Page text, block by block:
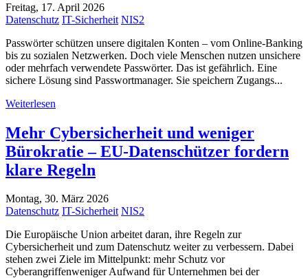
Freitag, 17. April 2026
Datenschutz IT-Sicherheit NIS2
Passwörter schützen unsere digitalen Konten – vom Online-Banking
bis zu sozialen Netzwerken. Doch viele Menschen nutzen unsichere
oder mehrfach verwendete Passwörter. Das ist gefährlich. Eine
sichere Lösung sind Passwortmanager. Sie speichern Zugangs...
Weiterlesen
Mehr Cybersicherheit und weniger
Bürokratie – EU-Datenschützer fordern
klare Regeln
Montag, 30. März 2026
Datenschutz IT-Sicherheit NIS2
Die Europäische Union arbeitet daran, ihre Regeln zur
Cybersicherheit und zum Datenschutz weiter zu verbessern. Dabei
stehen zwei Ziele im Mittelpunkt: mehr Schutz vor
Cyberangriffenweniger Aufwand für Unternehmen bei der